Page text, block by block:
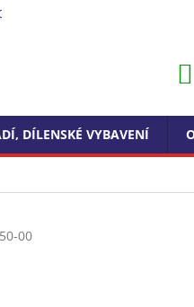
OCHRANY OSOBNÍCH
DÍLENSKÉ VYBAVENÍ
00